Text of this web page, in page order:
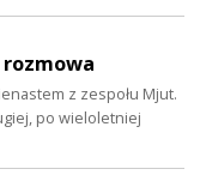
rozmowa
z zespołu Mjut.
po wieloletniej